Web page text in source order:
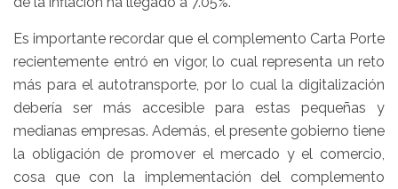
Es importante recordar que el complemento Carta Porte
recientemente entró en vigor, lo cual representa un reto
más para el autotransporte, por lo cual la digitalización
debería ser más accesible para estas pequeñas y
medianas empresas. Además, el presente gobierno tiene
la obligación de promover el mercado y el comercio,
cosa que con la implementación del complemento